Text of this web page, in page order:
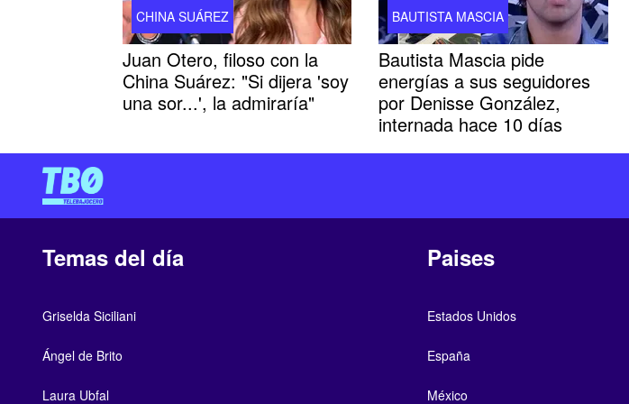
CHINA SUÁREZ
Juan Otero, filoso con la
China Suárez: "Si dijera 'soy
una sor...', la admiraría"
BAUTISTA MASCIA
Bautista Mascia pide
energías a sus seguidores
por Denisse González,
internada hace 10 días
Temas del día
Griselda Siciliani
Ángel de Brito
Laura Ubfal
Paises
Estados Unidos
España
México